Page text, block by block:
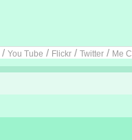
/ You Tube / Flickr / Twitter / Me